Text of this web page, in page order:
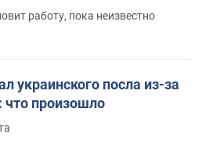
работу, пока неизвестно
украинского посла из-за
что произошло